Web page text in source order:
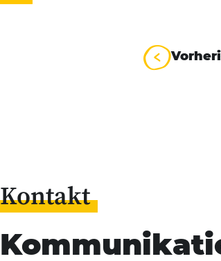
Kontakt